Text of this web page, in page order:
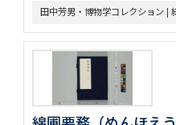
田中芳男・博物学コレクション |